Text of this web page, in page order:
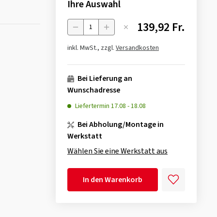
Ihre Auswahl
Menge 139,92 Fr.
inkl. MwSt., zzgl. Versandkosten
Bei Lieferung an
Wunschadresse
Liefertermin 17.08 -18.08
Bei Abholung/Montage in
Werkstatt
Wählen Sie eine Werkstatt aus
In den Warenkorb